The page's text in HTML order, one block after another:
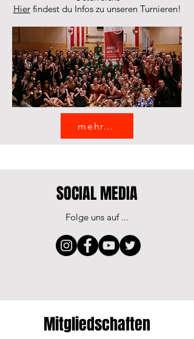
Hierfindest du Infos zu unseren Turnieren!
mehr...
SOCIAL MEDIA
Folge uns auf ...
Mitgliedschaften